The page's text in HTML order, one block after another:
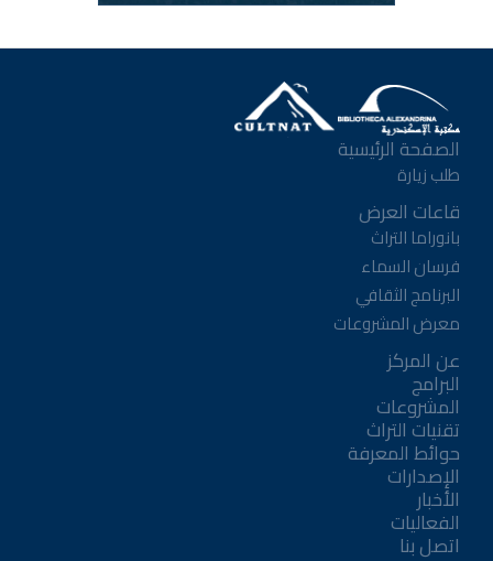
الصفحة الرئيسية
طلب زيارة
قاعات العرض
بانوراما التراث
فرسان السماء
البرنامج الثقافي
معرض المشروعات
عن المركز
البرامج
المشروعات
تقنيات التراث
حوائط المعرفة
الإصدارات
الأخبار
الفعاليات
اتصل بنا